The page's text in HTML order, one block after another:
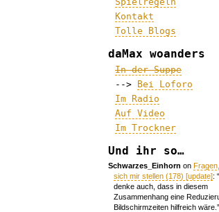
Kontakt
Tolle Blogs
daMax woanders
In der Suppe
-->
Bei Loforo
Im Radio
Auf Video
Im Trockner
Und ihr so…
Schwarzes_Einhorn on
sich mir stellen (178) [update]: “
denke auch, dass in diesem
Zusammenhang eine
Bildschirmzeiten hilfreich